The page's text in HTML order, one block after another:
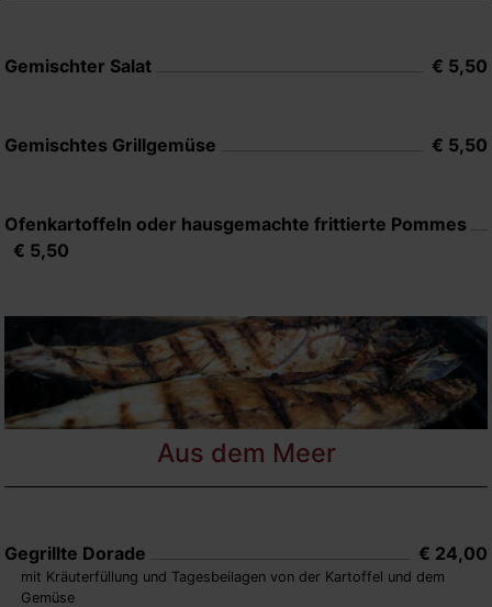
Gemischter Salat € 5,50
Gemischtes Grillgemüse € 5,50
Ofenkartoffeln oder hausgemachte frittierte Pommes
€ 5,50
Aus dem Meer
Gegrillte Dorade € 24,00
mit Kräuterfüllung und Tagesbeilagen von der Kartoffel und dem
Gemüse